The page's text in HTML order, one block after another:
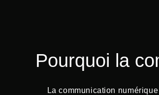
Pourquoi la
La communication